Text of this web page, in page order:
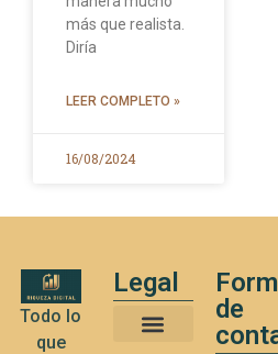
más que realista.
Diría
LEER COMPLETO »
16/08/2024
Todo lo
que
Legal
de